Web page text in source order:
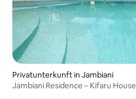
Privatunterkunft in Jambiani
Jambiani Residence – Kifaru House